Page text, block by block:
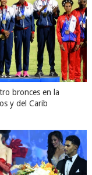
bronces en la
y del Carib